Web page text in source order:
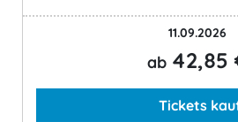
11.09.2026
ab 42,85
Tickets